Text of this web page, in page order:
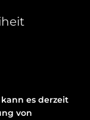
es derzeit
von